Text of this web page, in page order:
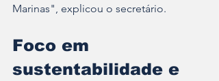
Marinas", explicou o secretário.
Foco em
sustentabilidade e